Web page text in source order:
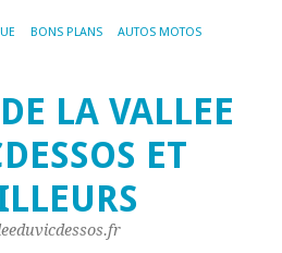
BONS PLANS AUTOS MOTOS
LA VALLEE
ET